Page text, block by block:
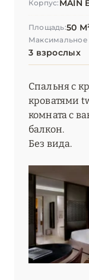
Корпус: MAIN
Площадь:50
3 взрослых
Спальня с
кроватями
комната с
балкон.
Без вида.